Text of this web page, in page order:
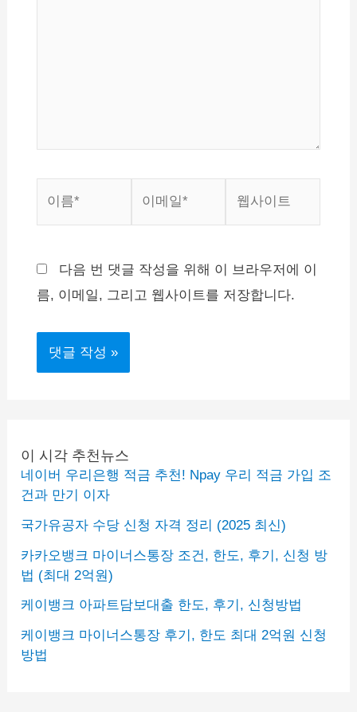
*
트
다음 번 댓글 작성을 위해 이 브라우저에 이
름, 이메일, 그리고 웹사이트를 저장합니다.
이 시각 추천뉴스
네이버 우리은행 적금 추천! Npay 우리 적금 가입 조
건과 만기 이자
국가유공자 수당 신청 자격 정리 (2025 최신)
카카오뱅크 마이너스통장 조건, 한도, 후기, 신청 방
법 (최대 2억원)
케이뱅크 아파트담보대출 한도, 후기, 신청방법
케이뱅크 마이너스통장 후기, 한도 최대 2억원 신청
방법